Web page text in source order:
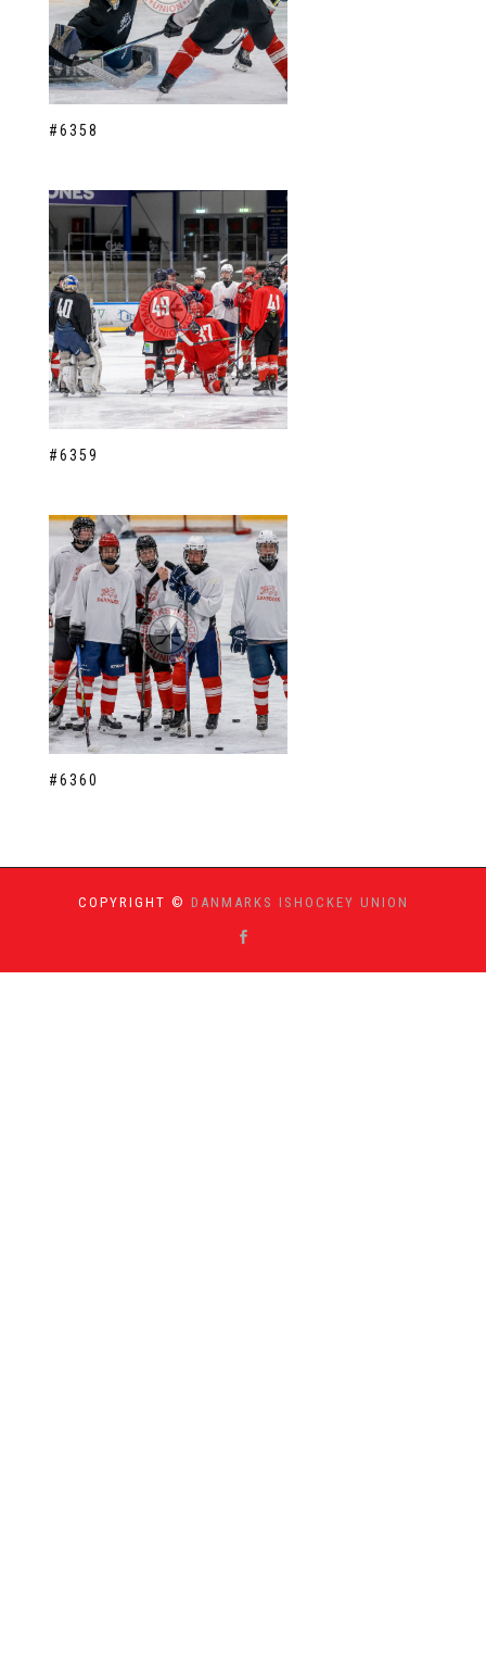
#6358
#6359
#6360
COPYRIGHT © DANMARKS ISHOCKEY UNION